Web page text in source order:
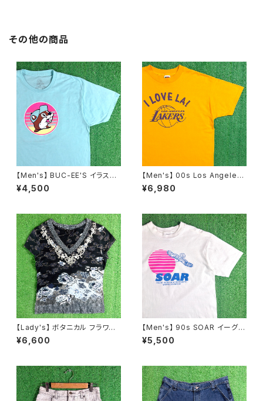
その他の商品
【Men's】 BUC-EE'S イラスト
Tシャツ / バッキーズ ティーシャ
ツ T-Shirt 古着 2274
¥4,500
【Men's】 00s Los Angeles
Lakers KCAL9 Tシャツ / NB
A ティーシャツ T-Shirt 古着 2
¥6,980
【Lady's】 ボタニカル フラワー
柄 Vネック トップス / 古着 Tシ
ャツ ティーシャツ T-Shirt Y2K
¥6,600
【Men's】 90s SOAR イーグル
イラスト Tシャツ / アメリカ製 U
SA製 90年代 ティーシャツ T-
¥5,500